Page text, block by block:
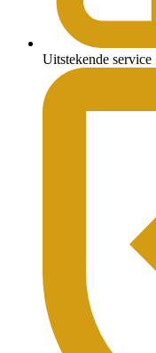
Uitstekende service